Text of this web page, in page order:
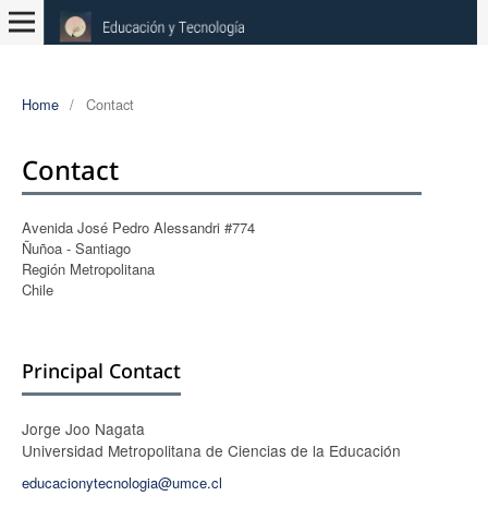
Home / Contact
Contact
Avenida José Pedro Alessandri #774
Ñuñoa - Santiago
Región Metropolitana
Chile
Principal Contact
Jorge Joo Nagata
Universidad Metropolitana de Ciencias de la Educación
educacionytecnologia@umce.cl